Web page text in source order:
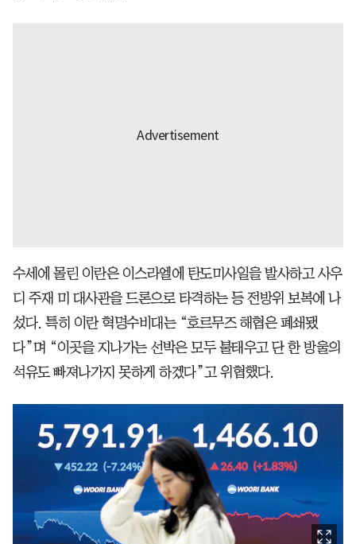
수세에 몰린 이란은 이스라엘에 탄도미사일을 발사하고 사우
디 주재 미 대사관을 드론으로 타격하는 등 전방위 보복에 나
섰다. 특히 이란 혁명수비대는 “호르무즈 해협은 폐쇄됐
다”며 “이곳을 지나가는 선박은 모두 불태우고 단 한 방울의
석유도 빠져나가지 못하게 하겠다”고 위협했다.